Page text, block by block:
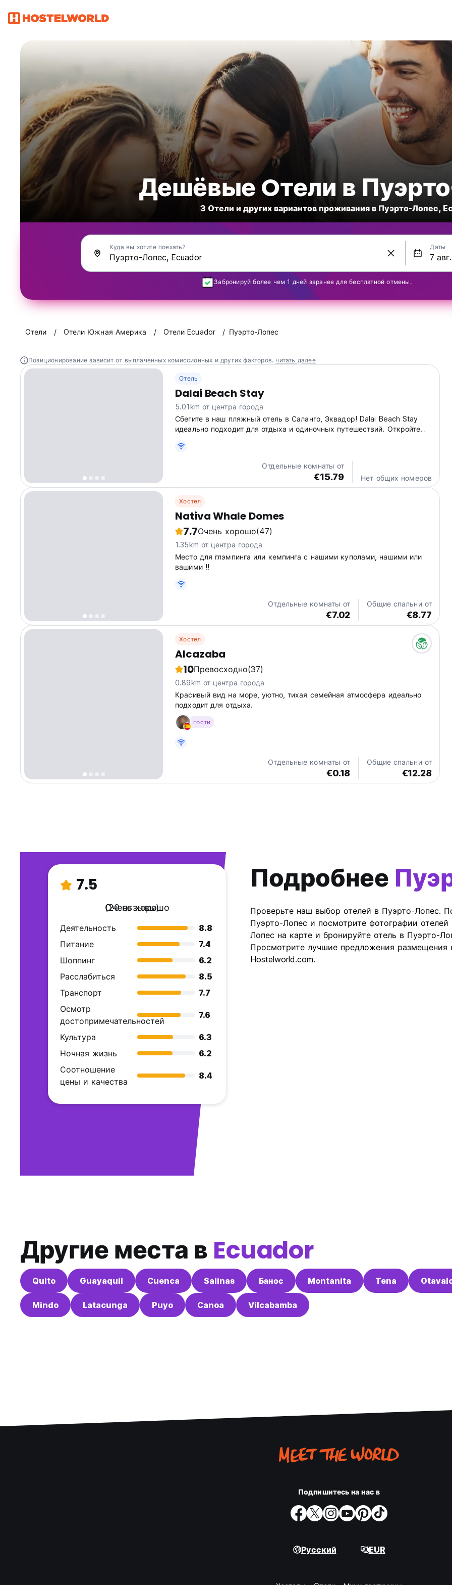
Дешёвые Oтели в
3 Oтели и других вариантов проживания в Пуэрто-Лопес,
Куда вы хотите поехать? Даты
Забронируй более чем 1 дней заранее для бесплатной отмены.
Oтели Oтели Южная Америка Oтели Ecuador Пуэрто-Лопес
Позиционирование зависит от выплаченных комиссионных и других факторов. читать далее
Отель
Dalai Beach Stay
5.01km от центра города
Сбегите в наш пляжный отель в Саланго, Эквадор! Dalai Beach Stay
идеально подходит для отдыха и одиночных путешествий. Откройте
language)
Отдельные комнаты от
€15.79 Нет общих номеров
Хостел
Nativa Whale Domes
7.7Очень хорошо(47)
1.35km от центра города
Место для глэмпинга или кемпинга с нашими куполами, нашими или
вашими !!
Отдельные комнаты от
€7.02
Общие спальни от
€8.77
Хостел
Alcazaba
10Превосходно(37)
0.89km от центра города
Красивый вид на море, уютно, тихая семейная атмосфера идеально
подходит для отдыха.
гости
Отдельные комнаты от
€0.18
Общие спальни от
€12.28
7.5
Очень хорошо
(20 отзывы)
Деятельность
8.8
Питание
7.4
Шоппинг
6.2
Расслабиться
8.5
Транспорт
7.7
Осмотр
достопримечательностей
7.6
Культура
6.3
Ночная жизнь
6.2
Соотношение
цены и качества
8.4
Подробнее
Проверьте наш выбор отелей в Пуэрто-Лопес.
Пуэрто-Лопес и посмотрите фотографии
Лопес на карте и бронируйте отель в Пуэрто-
Просмотрите лучшие предложения
Hostelworld.com.
Другие места в Ecuador
Quito Guayaquil Cuenca Salinas Банос Montanita Tena
Mindo Latacunga Puyo Canoa Vilcabamba
Подпишитесь на нас в
Русский EUR